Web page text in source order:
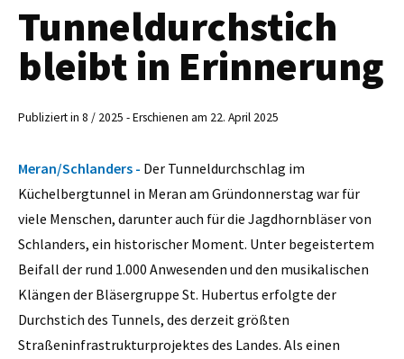
Tunneldurchstich
bleibt in Erinnerung
Publiziert in 8 / 2025 - Erschienen am 22. April 2025
Meran/Schlanders - Der Tunneldurchschlag im
Küchelbergtunnel in Meran am Gründonnerstag war für
viele Menschen, darunter auch für die Jagdhornbläser von
Schlanders, ein historischer Moment. Unter begeistertem
Beifall der rund 1.000 Anwesenden und den musikalischen
Klängen der Bläsergruppe St. Hubertus erfolgte der
Durchstich des Tunnels, des derzeit größten
Straßeninfrastrukturprojektes des Landes. Als einen